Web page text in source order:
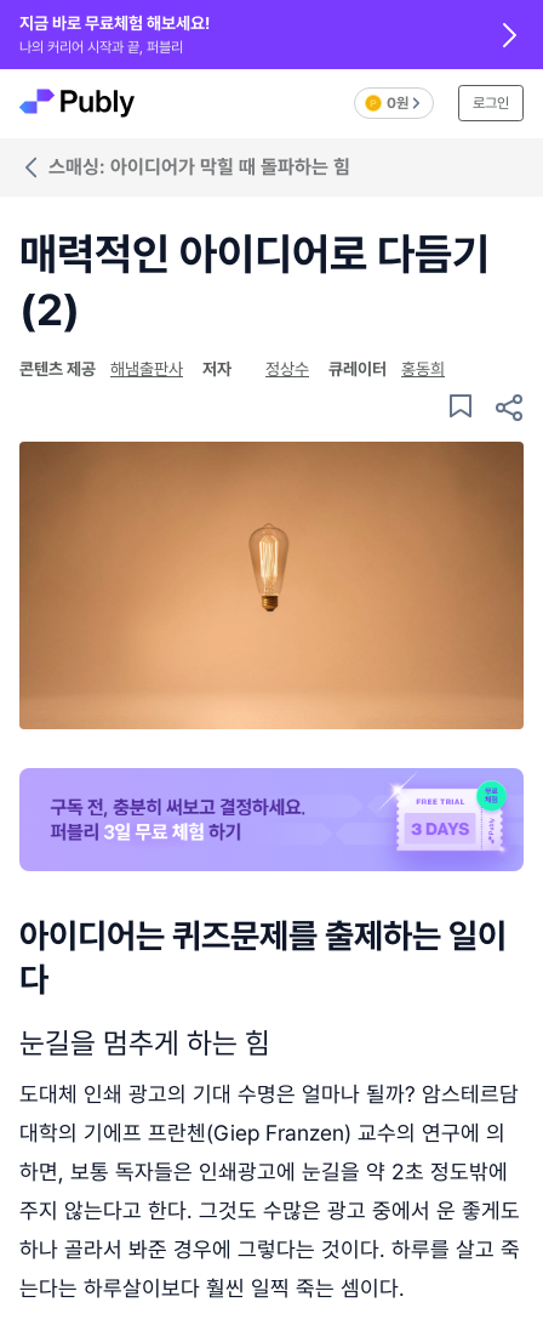
지금 바로 무료체험 해보세요!
나의 커리어 시작과 끝, 퍼블리
0원 로그인
스매싱: 아이디어가 막힐 때 돌파하는 힘
매력적인 아이디어로 다듬기
(2)
콘텐츠 제공 해냄출판사 저자 정상수 큐레이터 홍동희
아이디어는 퀴즈문제를 출제하는 일이
다
눈길을 멈추게 하는 힘
도대체 인쇄 광고의 기대 수명은 얼마나 될까? 암스테르담
대학의 기에프 프란첸(Giep Franzen) 교수의 연구에 의
하면, 보통 독자들은 인쇄광고에 눈길을 약 2초 정도밖에
주지 않는다고 한다. 그것도 수많은 광고 중에서 운 좋게도
하나 골라서 봐준 경우에 그렇다는 것이다. 하루를 살고 죽
는다는 하루살이보다 훨씬 일찍 죽는 셈이다.